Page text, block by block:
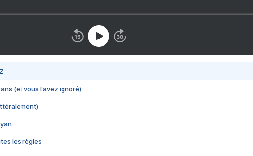
(et vous l'avez ignoré)
les règles